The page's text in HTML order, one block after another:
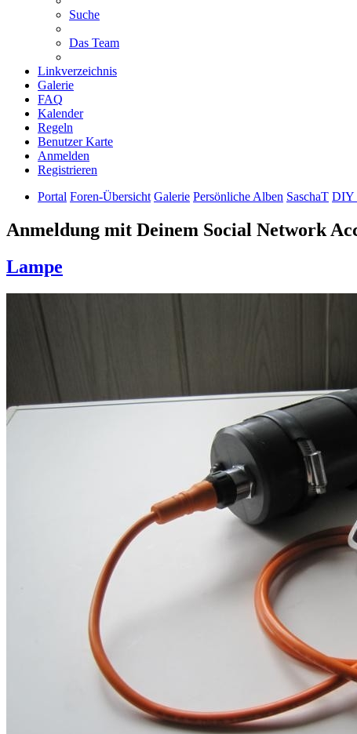
Suche
Das Team
Linkverzeichnis
Galerie
FAQ
Kalender
Regeln
Benutzer Karte
Anmelden
Registrieren
Portal Foren-Übersicht Galerie Persönliche Alben SaschaT DIY
Anmeldung mit Deinem Social Network
Lampe